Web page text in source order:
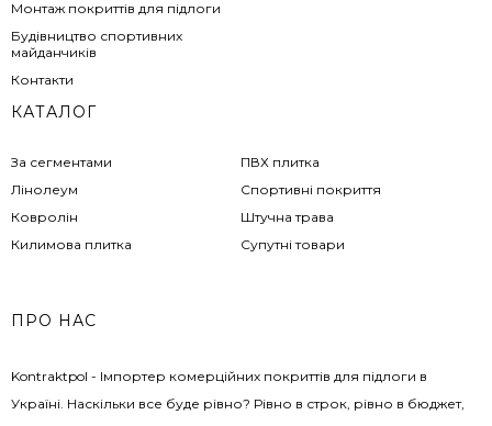
Монтаж покриттів для підлоги
Будівництво спортивних
майданчиків
Контакти
КАТАЛОГ
За сегментами
Лінолеум
Ковролін
Килимова плитка
ПВХ плитка
Спортивні покриття
Штучна трава
Супутні товари
ПРО НАС
Kontraktpol - Імпортер комерційних покриттів для підлоги в
Україні. Наскільки все буде рівно? Рівно в строк, рівно в бюджет,